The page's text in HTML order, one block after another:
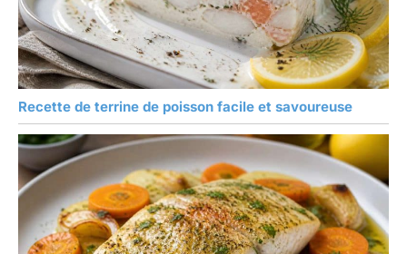
Recette de terrine de poisson facile et savoureuse